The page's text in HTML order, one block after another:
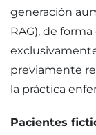
generación
RAG), de
previamente
la práctica
Pacientes